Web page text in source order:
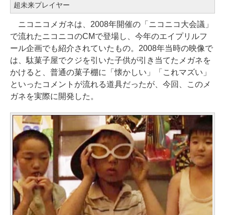
超未来プレイヤー
ニコニコメガネは、2008年開催の「ニコニコ大会議」
で流れたニコニコのCMで登場し、今年のエイプリルフ
ール企画でも紹介されていたもの。2008年当時の映像で
は、駄菓子屋でクジを引いた子供が引き当てたメガネを
かけると、普通の菓子棚に「懐かしい」「これマズい」
といったコメントが流れる道具だったが、今回、このメ
ガネを実際に開発した。